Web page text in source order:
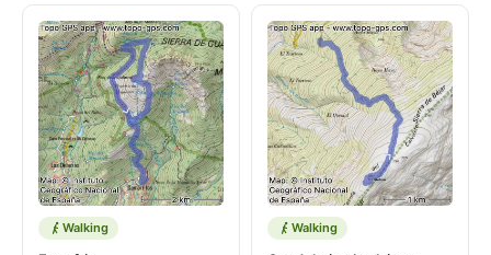
Walking Walking